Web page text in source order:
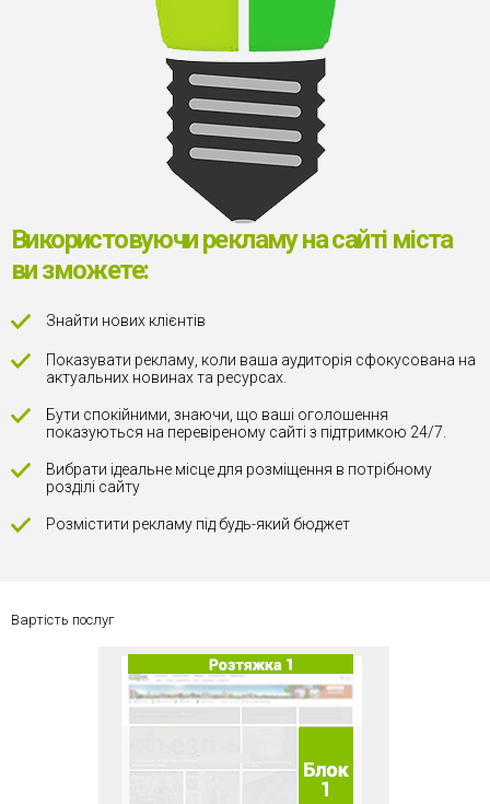
Використовуючи рекламу на сайті міста
ви зможете:
Знайти нових клієнтів
Показувати рекламу, коли ваша аудиторія сфокусована на
актуальних новинах та ресурсах.
Бути спокійними, знаючи, що ваші оголошення
показуються на перевіреному сайті з підтримкою 24/7.
Вибрати ідеальне місце для розміщення в потрібному
розділі сайту
Розмістити рекламу під будь-який бюджет
Вартість послуг